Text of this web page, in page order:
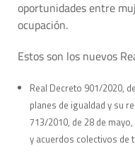
oportunidades entre
ocupación.
Estos son los nuevos
Real Decreto 901/2020,
planes de igualdad y su
713/2010, de 28 de
y acuerdos colectivos de